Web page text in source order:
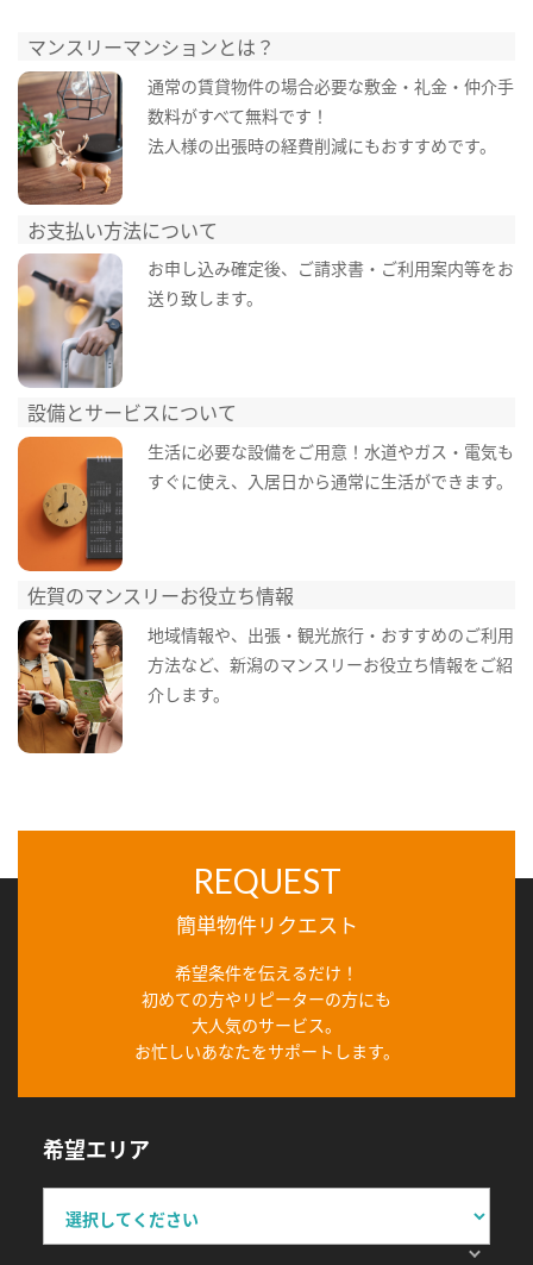
マンスリーマンションとは？
通常の賃貸物件の場合必要な敷金・礼金・仲介手
数料がすべて無料です！
法人様の出張時の経費削減にもおすすめです。
お支払い方法について
お申し込み確定後、ご請求書・ご利用案内等をお
送り致します。
設備とサービスについて
生活に必要な設備をご用意！水道やガス・電気も
すぐに使え、入居日から通常に生活ができます。
佐賀のマンスリーお役立ち情報
地域情報や、出張・観光旅行・おすすめのご利用
方法など、新潟のマンスリーお役立ち情報をご紹
介します。
REQUEST
簡単物件リクエスト
希望条件を伝えるだけ！
初めての方やリピーターの方にも
大人気のサービス。
お忙しいあなたをサポートします。
希望エリア